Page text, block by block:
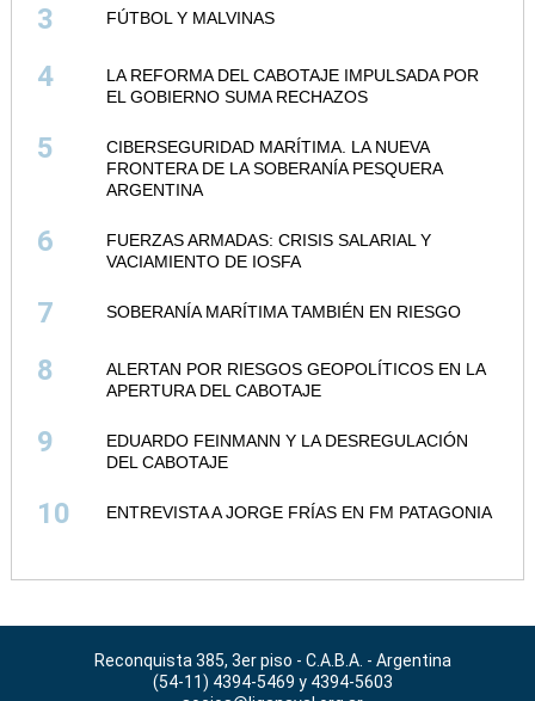
3 FÚTBOL Y MALVINAS
4
LA REFORMA DEL CABOTAJE IMPULSADA POR
EL GOBIERNO SUMA RECHAZOS
5
CIBERSEGURIDAD MARÍTIMA. LA NUEVA
FRONTERA DE LA SOBERANÍA PESQUERA
ARGENTINA
6
FUERZAS ARMADAS: CRISIS SALARIAL Y
VACIAMIENTO DE IOSFA
7 SOBERANÍA MARÍTIMA TAMBIÉN EN RIESGO
8
ALERTAN POR RIESGOS GEOPOLÍTICOS EN LA
APERTURA DEL CABOTAJE
9
EDUARDO FEINMANN Y LA DESREGULACIÓN
DEL CABOTAJE
10 ENTREVISTA A JORGE FRÍAS EN FM PATAGONIA
Reconquista 385, 3er piso - C.A.B.A. - Argentina
(54-11) 4394-5469 y 4394-5603